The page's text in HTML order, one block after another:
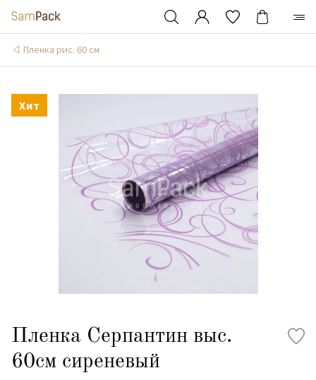
Пленка рис. 60 см
Хит
Пленка Серпантин выс.
60см сиреневый